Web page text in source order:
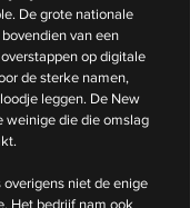
De grote nationale
van een
op digitale
de sterke namen,
leggen. De New
weinige die die omslag
niet de enige
Het bedrijf nam ook